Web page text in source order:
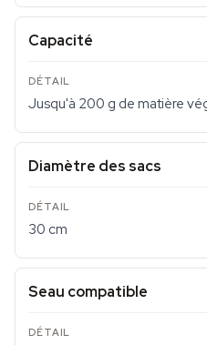
Capacité
Jusqu'à 200 g de matière
Diamètre des sacs
30 cm
Seau compatible